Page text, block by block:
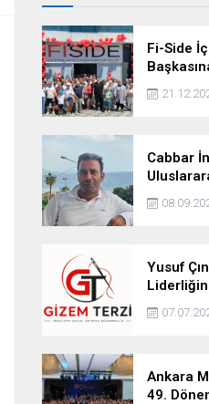
Fi-Side
Zamanı
Cabbar
Hareketi
Yusuf
Marka:
Kalite
Ankara
49.